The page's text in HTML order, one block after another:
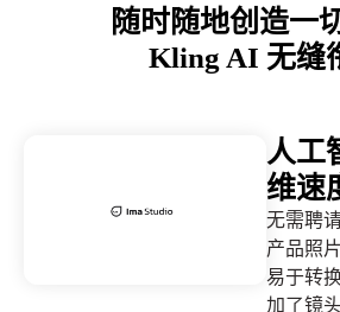
随时随地创造一
Kling AI 无缝
人工
维速
无需聘
产品照
易于转
加了镜